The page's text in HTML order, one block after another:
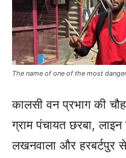
The name of one of the most
कालसी वन प्रभाग की
ग्राम पंचायत छरबा,
लखनवाला और हरबर्टपुर